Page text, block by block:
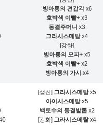
빙아룡의 견갑각x6
호박색 이빨+ x3
동결주머니 x3
그라시스메탈x4
[강화]
빙아룡의 모피+ x5
호박색 이빨+ x2
빙아룡의 가시 x4
[생산] 그라시스메탈x5
아이시스메탈x5
백토수의 동결발톱x2
[강화] 그라시스메탈x4